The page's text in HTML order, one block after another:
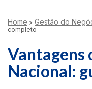
Home > Gestão do
completo
Vantagens
Nacional: